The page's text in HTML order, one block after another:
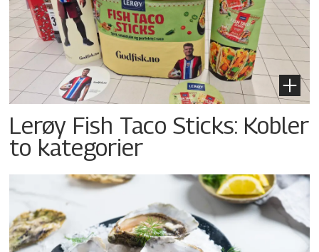
Lerøy Fish Taco Sticks: Kobler
to kategorier